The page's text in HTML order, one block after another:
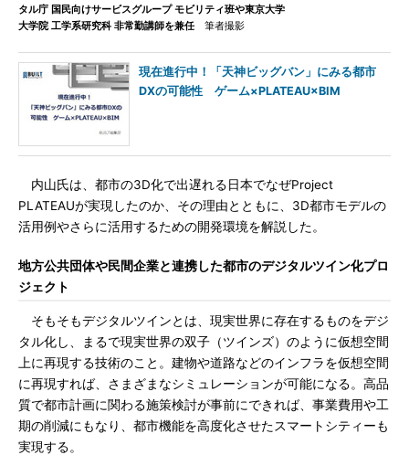
タル庁 国民向けサービスグループ モビリティ班や東京大学
大学院 工学系研究科 非常勤講師を兼任 筆者撮影
現在進行中！「天神ビッグバン」にみる都市
DXの可能性 ゲーム×PLATEAU×BIM
内山氏は、都市の3D化で出遅れる日本でなぜProject
PLATEAUが実現したのか、その理由とともに、3D都市モデルの
活用例やさらに活用するための開発環境を解説した。
地方公共団体や民間企業と連携した都市のデジタルツイン化プロ
ジェクト
そもそもデジタルツインとは、現実世界に存在するものをデジ
タル化し、まるで現実世界の双子（ツインズ）のように仮想空間
上に再現する技術のこと。建物や道路などのインフラを仮想空間
に再現すれば、さまざまなシミュレーションが可能になる。高品
質で都市計画に関わる施策検討が事前にできれば、事業費用や工
期の削減にもなり、都市機能を高度化させたスマートシティーも
実現する。